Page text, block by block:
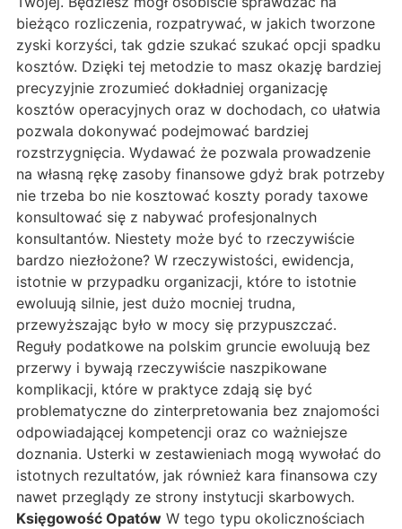
bieżąco rozliczenia, rozpatrywać, w jakich tworzone
zyski korzyści, tak gdzie szukać szukać opcji spadku
kosztów. Dzięki tej metodzie to masz okazję bardziej
precyzyjnie zrozumieć dokładniej organizację
kosztów operacyjnych oraz w dochodach, co ułatwia
pozwala dokonywać podejmować bardziej
rozstrzygnięcia. Wydawać że pozwala prowadzenie
na własną rękę zasoby finansowe gdyż brak potrzeby
nie trzeba bo nie kosztować koszty porady taxowe
konsultować się z nabywać profesjonalnych
konsultantów. Niestety może być to rzeczywiście
bardzo niezłożone? W rzeczywistości, ewidencja,
istotnie w przypadku organizacji, które to istotnie
ewoluują silnie, jest dużo mocniej trudna,
przewyższając było w mocy się przypuszczać.
Reguły podatkowe na polskim gruncie ewoluują bez
przerwy i bywają rzeczywiście naszpikowane
komplikacji, które w praktyce zdają się być
problematyczne do zinterpretowania bez znajomości
odpowiadającej kompetencji oraz co ważniejsze
doznania. Usterki w zestawieniach mogą wywołać do
istotnych rezultatów, jak również kara finansowa czy
nawet przeglądy ze strony instytucji skarbowych.
Księgowość Opatów W tego typu okolicznościach